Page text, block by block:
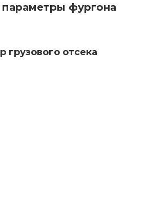
фургона
грузового отсека